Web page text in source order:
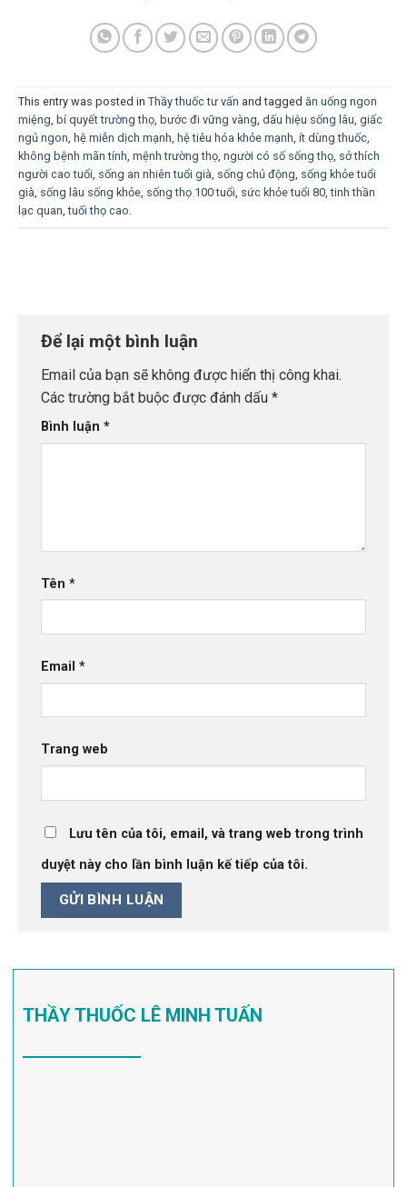
This entry was posted in Thầy thuốc tư vấn and tagged ăn uống ngon
miệng, bí quyết trường thọ, bước đi vững vàng, dấu hiệu sống lâu, giấc
ngủ ngon, hệ miễn dịch mạnh, hệ tiêu hóa khỏe mạnh, ít dùng thuốc,
không bệnh mãn tính, mệnh trường thọ, người có số sống thọ, sở thích
người cao tuổi, sống an nhiên tuổi già, sống chủ động, sống khỏe tuổi
già, sống lâu sống khỏe, sống thọ 100 tuổi, sức khỏe tuổi 80,tinh thần
lạc quan,tuổi thọ cao.
Để lại một bình luận
Email của bạn sẽ không được hiển thị công khai.
Các trường bắt buộc được đánh dấu *
Bình luận *
Tên *
Email *
Trang web
Lưu tên của tôi, email, và trang web trong trình
duyệt này cho lần bình luận kế tiếp của tôi.
THẦY THUỐC LÊ MINH TUẤN